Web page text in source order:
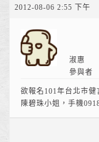
2012-08-06 2:55 下午
淑惠
參與者
欲報名101年台北市
陳碧珠小姐，手機